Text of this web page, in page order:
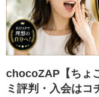
chocoZAP【ちょ
ミ評判・入会はコ